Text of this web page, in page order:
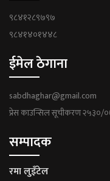
९८४१२८९७९७
९८४१४०१४४८
ईमेल ठेगाना
sabdhaghar@gmail.com
प्रेस काउन्सिल सूचीकरण २५३०/
सम्पादक
रमा लुइँटेल